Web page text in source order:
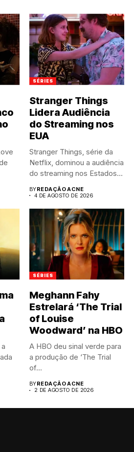
SÉRIES
Stranger Things
Lidera Audiência
do Streaming nos
EUA
Stranger Things, série da
Netflix, dominou a audiência
do streaming nos Estados...
BYREDAÇÃO ACNE
4 DE AGOSTO DE 2026
SÉRIES
Meghann Fahy
Estrelará ‘The Trial
of Louise
Woodward’ na HBO
A HBO deu sinal verde para
a produção de ‘The Trial
of...
BYREDAÇÃO ACNE
2 DE AGOSTO DE 2026